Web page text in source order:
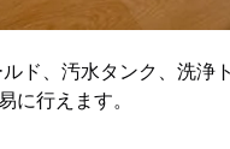
ド、汚水タンク、洗
行えます。